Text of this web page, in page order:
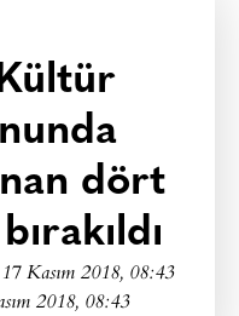
dört
17 Kasım 2018, 08:43
2018, 08:43